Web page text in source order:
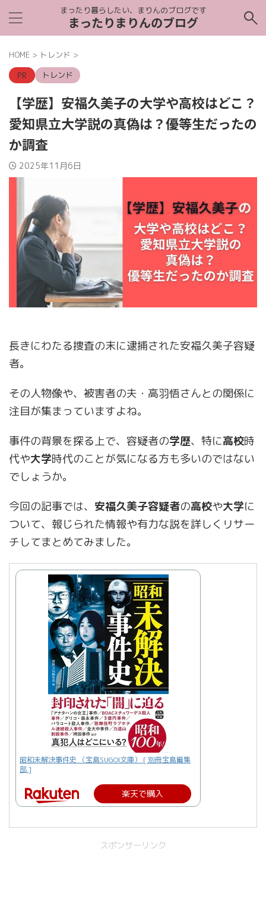
まったり暮らしたい、まりんのブログです
まったりまりんのブログ
HOME > トレンド >
トレンド
【学歴】安福久美子の大学や高校はどこ？
愛知県立大学説の真偽は？優等生だったの
か調査
2025年11月6日
長きにわたる捜査の末に逮捕された安福久美子容疑
者。
その人物像や、被害者の夫・高羽悟さんとの関係に
注目が集まっていますよね。
事件の背景を探る上で、容疑者の学歴、特に高校時
代や大学時代のことが気になる方も多いのではない
でしょうか。
今回の記事では、 安福久美子容疑者の高校や大学に
ついて、報じられた情報や有力な説を詳しくリサー
チしてまとめてみました。
昭和未解決事件史 （宝島SUGOI文庫） [ 別冊宝島編集
部 ]
楽天で購入
スポンサーリンク